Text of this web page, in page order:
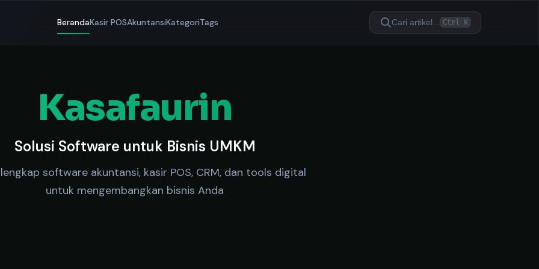
BerandaKasir POSAkuntansiKategoriTags Cari artikel... Ctrl K
Kasafaurin
Solusi Software untuk Bisnis UMKM
software akuntansi, kasir POS, CRM, dan tools digital
untuk mengembangkan bisnis Anda